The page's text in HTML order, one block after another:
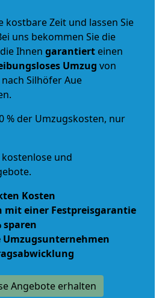
kostbare Zeit und lassen Sie
uns bekommen Sie die
Ihnen garantiert einen
Umzug von
Silhöfer Aue
% der Umzugskosten, nur
und
Kosten
mit einer Festpreisgarantie
sparen
Umzugsunternehmen
Angebote erhalten